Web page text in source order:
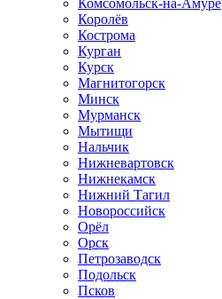
Комсомольск-на-Амуре
Королёв
Кострома
Курган
Курск
Магнитогорск
Минск
Мурманск
Мытищи
Нальчик
Нижневартовск
Нижнекамск
Нижний Тагил
Новороссийск
Орёл
Орск
Петрозаводск
Подольск
Псков